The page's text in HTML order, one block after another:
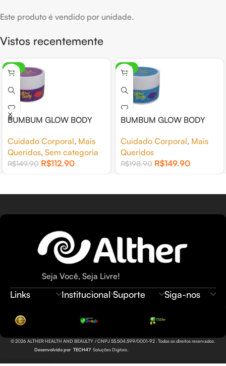
Este produto é vendido por unidade.
Vistos recentemente
-25%
BUMBUM GLOW BODY
250G
Cuidado Corporal, Mais
Queridos, Sem categoria
R$149.90 R$112.90
-25%
BUMBUM GLOW BODY
250G
Cuidado Corporal, Mais
Queridos
R$198.90 R$149.90
Seja Você, Seja Livre!
Links Institucional Suporte Siga-nos
© 2026 ALTHER HEALTH AND BEAULTY / CNPJ 55.504.599/0001-92 . Todos os direitos reservados.
Desenvolvido por TECH47 Soluções Digitais.